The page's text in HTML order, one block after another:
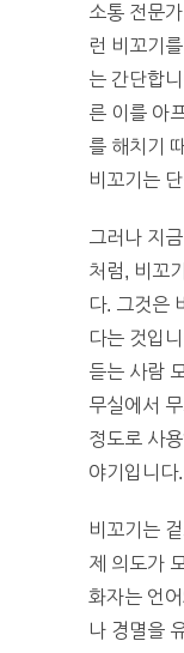
소통 전문
런 비꼬기
는 간단합
른 이를 아
를 해치기
비꼬기는
그러나 지
처럼, 비꼬
다. 그것은
다는 것입
듣는 사람
무실에서
정도로 사
야기입니다.
비꼬기는
제 의도가
화자는 언
나 경멸을